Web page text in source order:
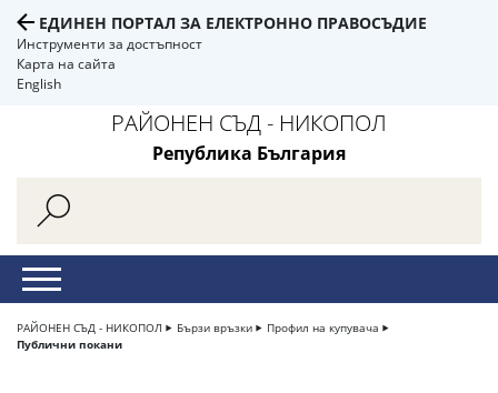
ЕДИНЕН ПОРТАЛ ЗА ЕЛЕКТРОННО ПРАВОСЪДИЕ
Инструменти за достъпност
Карта на сайта
English
РАЙОНЕН СЪД - НИКОПОЛ
Република България
РАЙОНЕН СЪД - НИКОПОЛ Бързи връзки
Профил на купувача
Публични покани